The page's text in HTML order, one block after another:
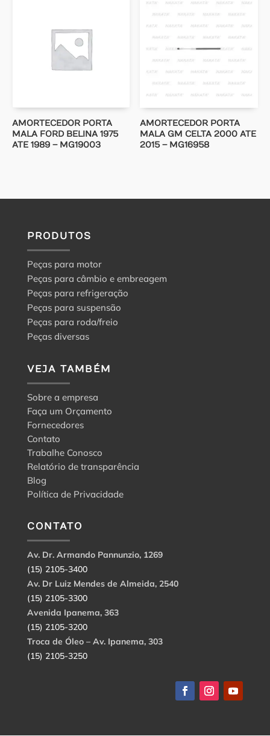
AMORTECEDOR PORTA
MALA FORD BELINA 1975
ATE 1989 – MG19003
AMORTECEDOR PORTA
MALA GM CELTA 2000 ATE
2015 – MG16958
PRODUTOS
Peças para motor
Peças para câmbio e embreagem
Peças para refrigeração
Peças para suspensão
Peças para roda/freio
Peças diversas
VEJA TAMBÉM
Sobre a empresa
Faça um Orçamento
Fornecedores
Contato
Trabalhe Conosco
Relatório de transparência
Blog
Política de Privacidade
CONTATO
Av. Dr. Armando Pannunzio, 1269
(15) 2105-3400
Av. Dr Luiz Mendes de Almeida, 2540
(15) 2105-3300
Avenida Ipanema, 363
(15) 2105-3200
Troca de Óleo – Av. Ipanema, 303
(15) 2105-3250